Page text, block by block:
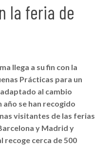
la feria de
llega a su fin con la
Prácticas para un
al cambio
año se han recogido
visitantes de las ferias
y Madrid y
recoge cerca de 500